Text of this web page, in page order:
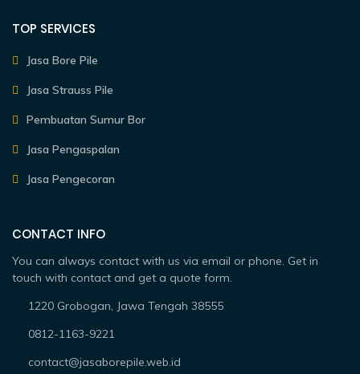
TOP SERVICES
Jasa Bore Pile
Jasa Strauss Pile
Pembuatan Sumur Bor
Jasa Pengaspalan
Jasa Pengecoran
CONTACT INFO
You can always contact with us via email or phone. Get in
touch with contact and get a quote form.
1220 Grobogan, Jawa Tengah 38555
0812-1163-9221
contact@jasaborepile.web.id